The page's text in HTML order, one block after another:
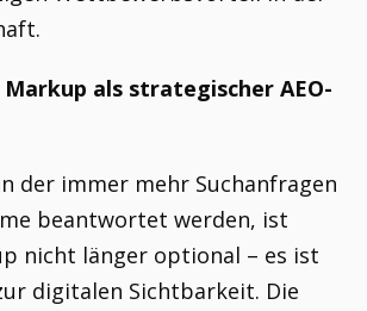
Markup als strategischer AEO-
der immer mehr Suchanfragen
beantwortet werden, ist
nicht länger optional – es ist
digitalen Sichtbarkeit. Die